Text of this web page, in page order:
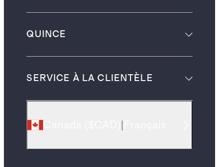
QUINCE
SERVICE À LA CLIENTÈLE